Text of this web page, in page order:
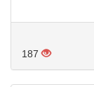
187